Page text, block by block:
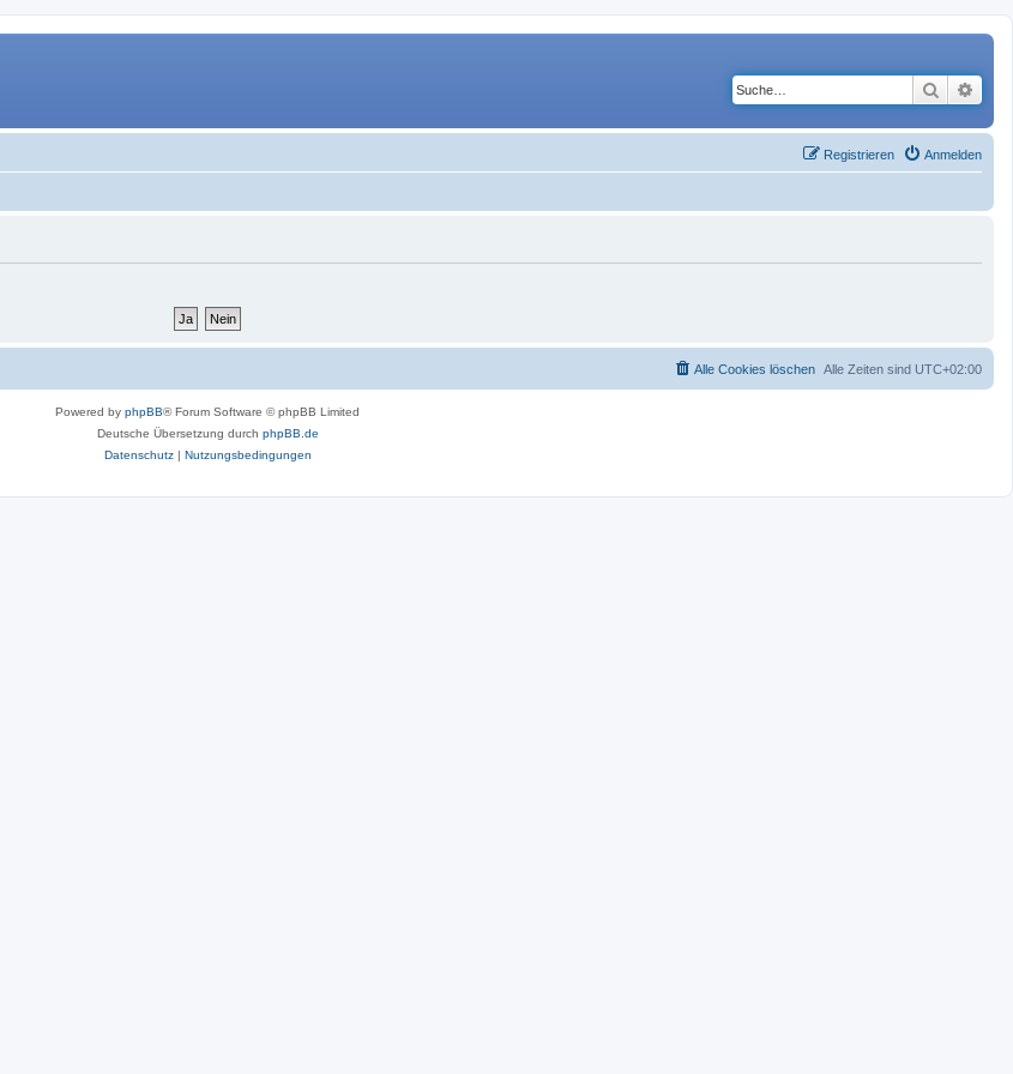
Suche
Anmelden
Registrieren
Alle Zeiten sind UTC+02:00
Alle Cookies löschen
Powered by phpBB® Forum Software © phpBB Limited
Deutsche Übersetzung durch phpBB.de
Datenschutz| Nutzungsbedingungen